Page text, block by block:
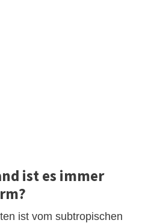
ist es immer
ist vom subtropischen